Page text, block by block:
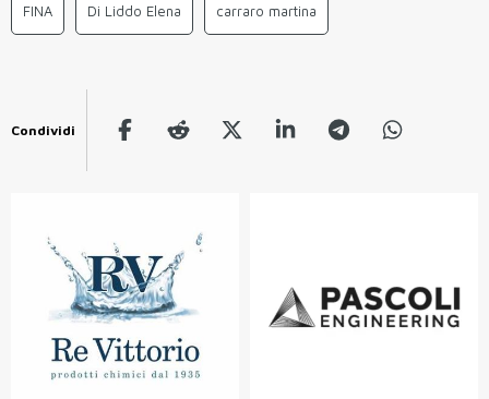
FINA Di Liddo Elena carraro martina
Condividi